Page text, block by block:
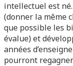
intellectuel est
(donner la même
que possible les
évalue) et
années
pourront